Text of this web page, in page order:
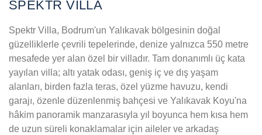
SPEKTR VİLLA
Spektr Villa, Bodrum'un Yalıkavak bölgesinin doğal
güzelliklerle çevrili tepelerinde, denize yalnızca 550 metre
mesafede yer alan özel bir villadır. Tam donanımlı üç kata
yayılan villa; altı yatak odası, geniş iç ve dış yaşam
alanları, birden fazla teras, özel yüzme havuzu, kendi
garajı, özenle düzenlenmiş bahçesi ve Yalıkavak Koyu'na
hâkim panoramik manzarasıyla yıl boyunca hem kısa hem
de uzun süreli konaklamalar için aileler ve arkadaş